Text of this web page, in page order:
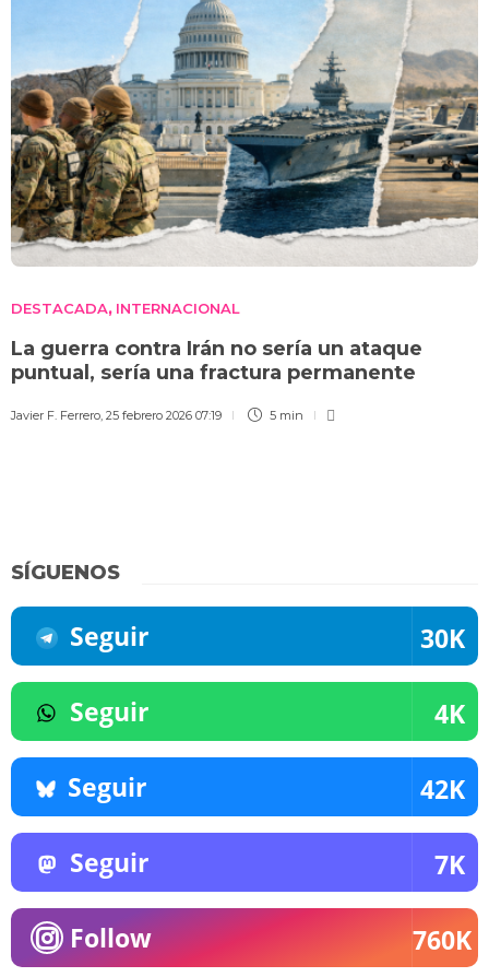
DESTACADA, INTERNACIONAL
La guerra contra Irán no sería un ataque
puntual, sería una fractura permanente
Javier F. Ferrero 25 febrero 2026 07:19 5 min
SÍGUENOS
Seguir 30K
Seguir 4K
Seguir 42K
Seguir 7K
Follow 760K